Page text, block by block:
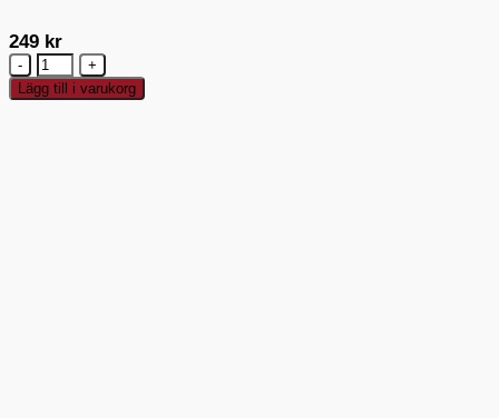
249 kr
Eppicotispai
Pizzaskärare
10
Lägg till i varukorg